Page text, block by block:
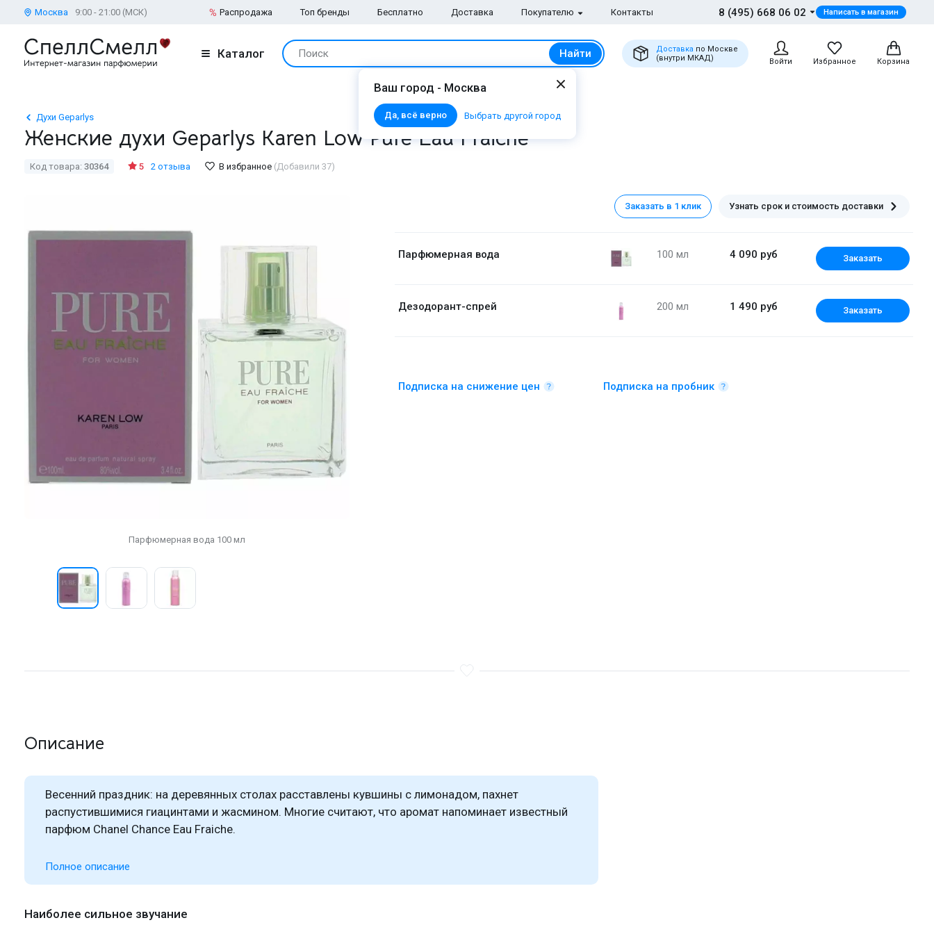
Москва 9:00 - 21:00 (МСК) Распродажа Топ бренды Бесплатно Доставка Покупателю Контакты 8 (495) 668 06 02 Написать в магазин
Каталог Поиск Найти Доставка по Москве
(внутри МКАД)
Войти Избранное Корзина
Ваш город - Москва
Да, всё верно Выбрать другой город
Духи Geparlys
Женские духи Geparlys Karen Low Pure Eau Fraiche
Код товара: 30364 5 2 отзыва В избранное (Добавили 37)
Парфюмерная вода 100 мл
Заказать в 1 клик Узнать срок и стоимость доставки
Парфюмерная вода 4 090 руб
100 мл Заказать
Дезодорант-спрей 1 490 руб
200 мл Заказать
Подписка на снижение цен Подписка на пробник
Описание
Весенний праздник: на деревянных столах расставлены кувшины с лимонадом, пахнет
распустившимися гиацинтами и жасмином. Многие считают, что аромат напоминает известный
парфюм Chanel Chance Eau Fraiche.
Полное описание
Наиболее сильное звучание